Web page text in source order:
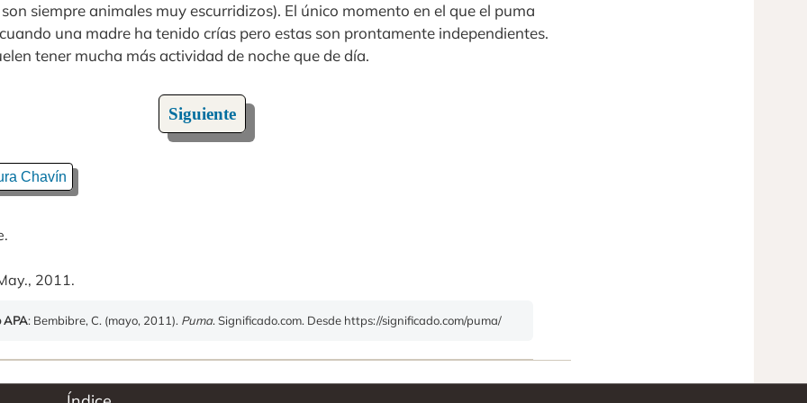
siempre animales muy escurridizos). El único momento en el que el puma
una madre ha tenido crías pero estas son prontamente independientes.
tener mucha más actividad de noche que de día.
Siguiente
Chavín
2011.
APA: Bembibre, C. (mayo, 2011). Puma. Significado.com. Desde https://significado.com/puma/